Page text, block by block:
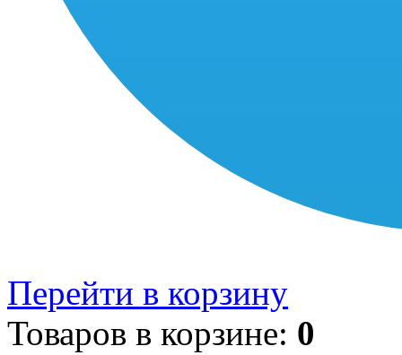
Перейти в корзину
Товаров в корзине: 0